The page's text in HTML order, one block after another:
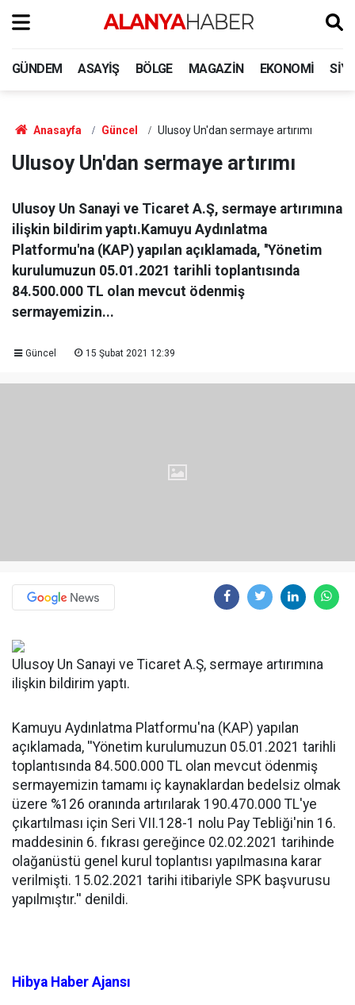
GÜNDEM ASAYIŞ BÖLGE MAGAZIN EKONOMI
Anasayfa Güncel Ulusoy Un'dan sermaye artırımı
Ulusoy Un'dan sermaye artırımı
Ulusoy Un Sanayi ve Ticaret A.Ş, sermaye artırımına
ilişkin bildirim yaptı.Kamuyu Aydınlatma
Platformu'na (KAP) yapılan açıklamada, ''Yönetim
kurulumuzun 05.01.2021 tarihli toplantısında
84.500.000 TL olan mevcut ödenmiş
sermayemizin...
Güncel 15 Şubat 2021 12:39
Ulusoy Un Sanayi ve Ticaret A.Ş, sermaye artırımına
ilişkin bildirim yaptı.
Kamuyu Aydınlatma Platformu'na (KAP) yapılan
açıklamada, ''Yönetim kurulumuzun 05.01.2021 tarihli
toplantısında 84.500.000 TL olan mevcut ödenmiş
sermayemizin tamamı iç kaynaklardan bedelsiz olmak
üzere %126 oranında artırılarak 190.470.000 TL'ye
çıkartılması için Seri VII.128-1 nolu Pay Tebliği'nin 16.
maddesinin 6. fıkrası gereğince 02.02.2021 tarihinde
olağanüstü genel kurul toplantısı yapılmasına karar
verilmişti. 15.02.2021 tarihi itibariyle SPK başvurusu
yapılmıştır.'' denildi.
Hibya Haber Ajansı